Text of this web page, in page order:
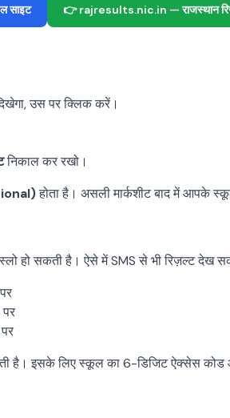
साइट 👉 rajresults.nic.in — राजस्थान
उस पर क्लिक करें।
निकाल कर रखो।
होता है। असली मार्कशीट बाद में आपके
हो सकती है। ऐसे में SMS से भी रिज़ल्ट देख
पर
पर
पर
है। इसके लिए स्कूल का 6-डिजिट ऐक्सेस